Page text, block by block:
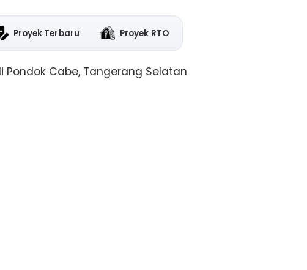
Proyek Terbaru Proyek RTO
Pondok Cabe, Tangerang Selatan